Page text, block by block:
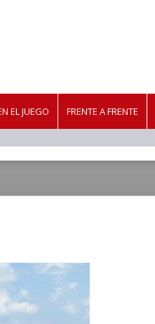
EL JUEGO FRENTE A FRENTE